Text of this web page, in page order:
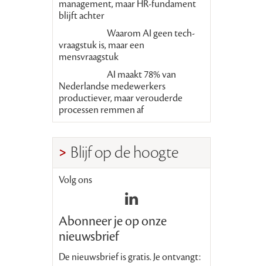
management, maar HR-fundament
blijft achter
Waarom AI geen tech-
vraagstuk is, maar een
mensvraagstuk
AI maakt 78% van
Nederlandse medewerkers
productiever, maar verouderde
processen remmen af
Blijf op de hoogte
Volg ons
Abonneer je op onze
nieuwsbrief
De nieuwsbrief is gratis. Je ontvangt: